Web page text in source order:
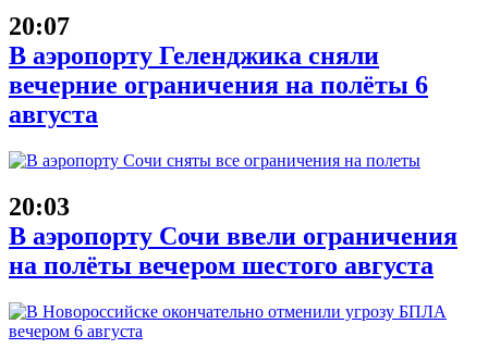
20:07
В аэропорту Геленджика сняли
вечерние ограничения на полёты 6
августа
20:03
В аэропорту Сочи ввели ограничения
на полёты вечером шестого августа